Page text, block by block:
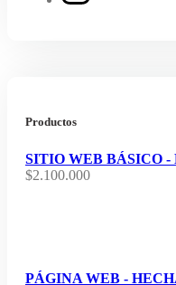
Productos
SITIO WEB BÁSICO -
$2.100.000
PÁGINA WEB -